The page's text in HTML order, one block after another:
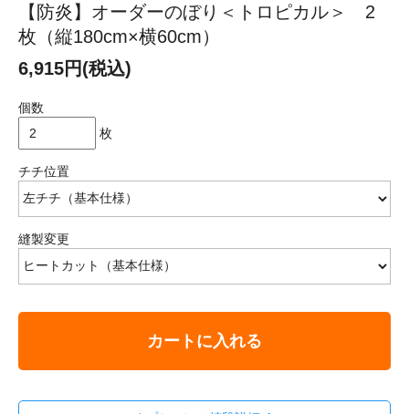
【防炎】オーダーのぼり＜トロピカル＞ 2
枚（縦180cm×横60cm）
6,915円(税込)
個数
枚
チチ位置
縫製変更
カートに入れる